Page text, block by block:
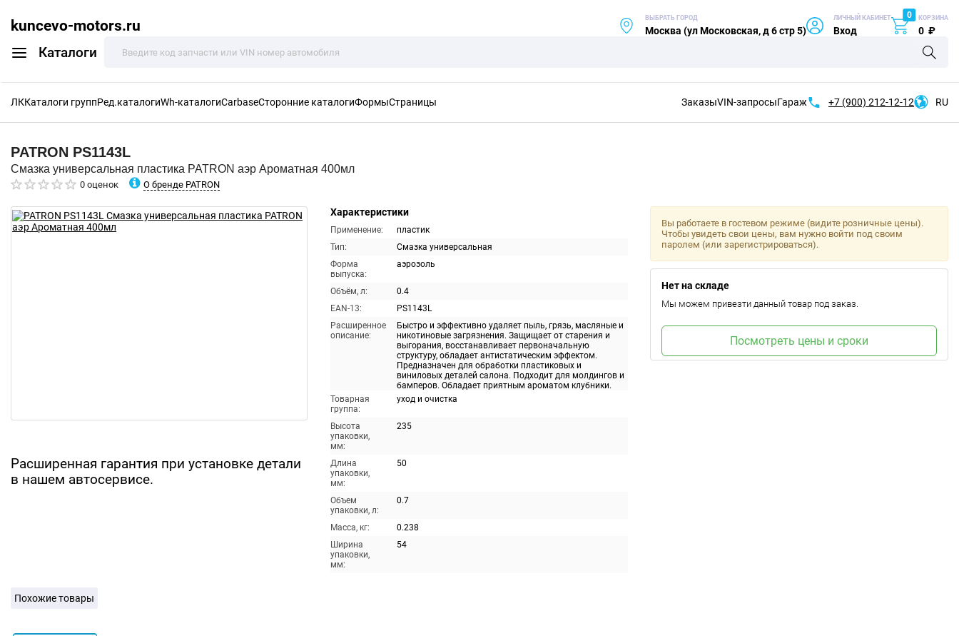
kuncevo-motors.ru
Каталоги
ВЫБРАТЬ ГОРОД
Москва (ул Московская, д 6 стр 5)
ЛИЧНЫЙ КАБИНЕТ
Вход
0 КОРЗИНА
0 ₽
ЛККаталоги группРед.каталогиWh-каталогиCarbaseСторонние каталогиФормыСтраницы ЗаказыVIN-запросыГараж +7 (900) 212-12-12 RU
PATRON PS1143L
Смазка универсальная пластика PATRON аэр Ароматная 400мл
0 оценок О бренде PATRON
Расширенная гарантия при установке детали
в нашем автосервисе.
Характеристики
Применение:
пластик
Тип:
Смазка универсальная
Форма
выпуска:
аэрозоль
Объём, л:
0.4
EAN-13:
PS1143L
Расширенное
описание:
Быстро и эффективно удаляет пыль, грязь, масляные и
никотиновые загрязнения. Защищает от старения и
выгорания, восстанавливает первоначальную
структуру, обладает антистатическим эффектом.
Предназначен для обработки пластиковых и
виниловых деталей салона. Подходит для молдингов и
бамперов. Обладает приятным ароматом клубники.
Товарная
группа:
уход и очистка
Высота
упаковки,
мм:
235
Длина
упаковки,
мм:
50
Объем
упаковки, л:
0.7
Масса, кг:
0.238
Ширина
упаковки,
мм:
54
Вы работаете в гостевом режиме (видите розничные цены).
Чтобы увидеть свои цены, вам нужно войти под своим
паролем (или зарегистрироваться).
Нет на складе
Мы можем привезти данный товар под заказ.
Посмотреть цены и сроки
Похожие товары